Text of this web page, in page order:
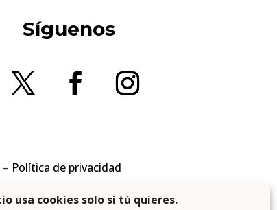
Síguenos
– Política de privacidad